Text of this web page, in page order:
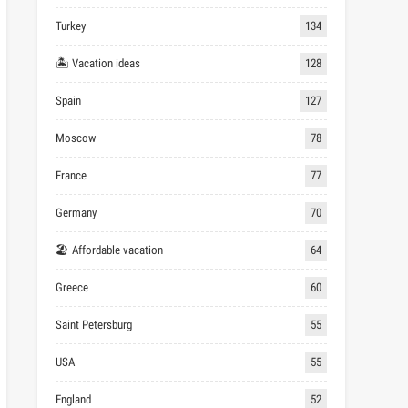
Turkey 134
🏝 Vacation ideas 128
Spain 127
Moscow 78
France 77
Germany 70
🏖 Affordable vacation 64
Greece 60
Saint Petersburg 55
USA 55
England 52